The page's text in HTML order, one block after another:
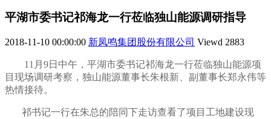
平湖市委书记祁海龙一行莅临独山能源调研指导
2018-11-10 00:00:00 新凤鸣集团股份有限公司 Viewd 2883
11月9日中午，平湖市委书记祁海龙一行莅临独山能源项
目现场调研考察，独山能源董事长朱根新、副董事长郑永伟等
热情接待。
祁书记一行在朱总的陪同下走访查看了项目工地建设现